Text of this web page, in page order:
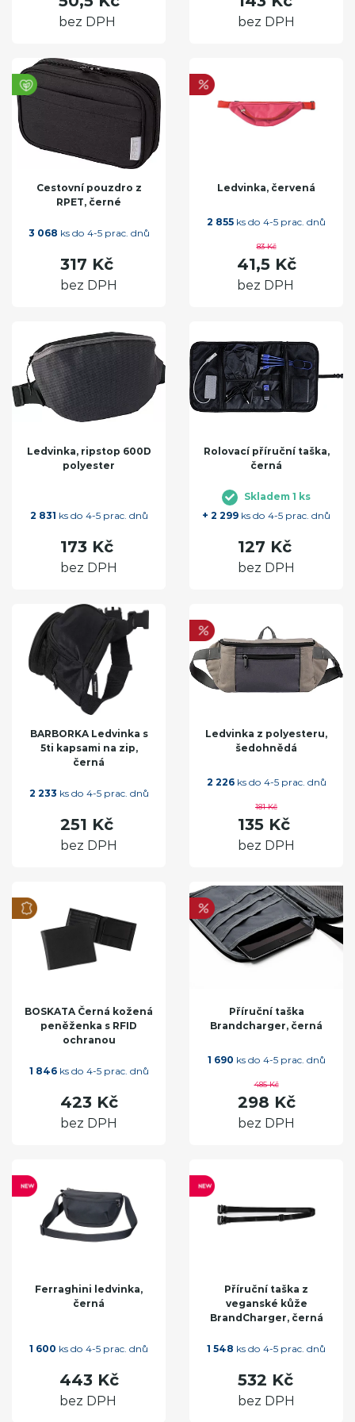
bez DPH bez DPH
Cestovní pouzdro z
RPET, černé
3 068 ks do 4-5 prac. dnů
317 Kč
bez DPH
Ledvinka, červená
2 855 ks do 4-5 prac. dnů
83 Kč
41,5 Kč
bez DPH
Ledvinka, ripstop 600D
polyester
2 831 ks do 4-5 prac. dnů
173 Kč
bez DPH
Rolovací příruční taška,
černá
Skladem 1 ks
+ 2 299 ks do 4-5 prac. dnů
127 Kč
bez DPH
BARBORKA Ledvinka s
5ti kapsami na zip,
černá
2 233 ks do 4-5 prac. dnů
251 Kč
bez DPH
Ledvinka z polyesteru,
šedohnědá
2 226ks do 4-5 prac. dnů
181 Kč
135 Kč
bez DPH
BOSKATA Černá kožená
peněženka s RFID
ochranou
1 846ks do 4-5 prac. dnů
423 Kč
bez DPH
Příruční taška
Brandcharger, černá
1 690 ks do 4-5 prac. dnů
485 Kč
298 Kč
bez DPH
Ferraghini ledvinka,
černá
1 600 ks do 4-5 prac. dnů
443 Kč
bez DPH
Příruční taška z
veganské kůže
BrandCharger, černá
1 548 ks do 4-5 prac. dnů
532 Kč
bez DPH